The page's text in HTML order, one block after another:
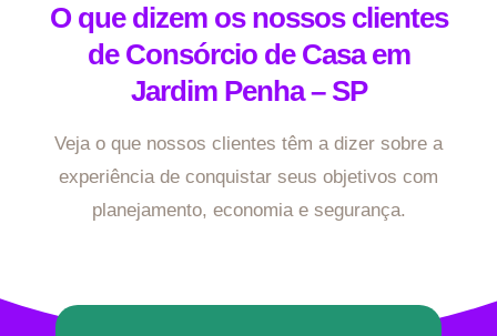
O que dizem os nossos clientes
de Consórcio de Casa em
Jardim Penha – SP
Veja o que nossos clientes têm a dizer sobre a
experiência de conquistar seus objetivos com
planejamento, economia e segurança.